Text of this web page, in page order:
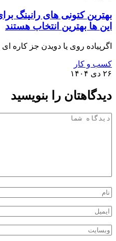
بهترین کتونی های رانینگ
این ها بهترین انتخاب هستند
اگرپیاده روی یا دویدن جز کاره
کسب و کار
۲۶ دی ۱۴۰۴
دیدگاهتان را بنویسید